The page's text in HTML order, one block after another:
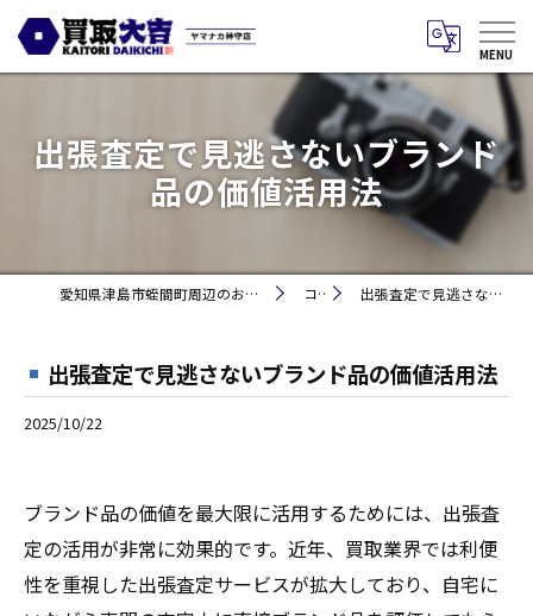
出張査定で見逃さないブランド
品の価値活用法
愛知県津島市蛭間町周辺のお買取りなら買取大吉 ヤマナカ神守店 コラム 出張査定で見逃さないブランド品の価値活用法
出張査定で見逃さないブランド品の価値活用法
2025/10/22
ブランド品の価値を最大限に活用するためには、出張査
定の活用が非常に効果的です。近年、買取業界では利便
性を重視した出張査定サービスが拡大しており、自宅に